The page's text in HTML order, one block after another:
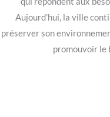
Aujourd’hui, la ville
préserver son
promouvoir le